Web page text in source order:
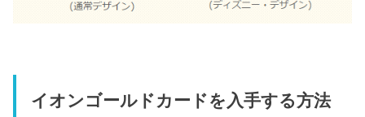
イオンゴールドカードを入手する方法